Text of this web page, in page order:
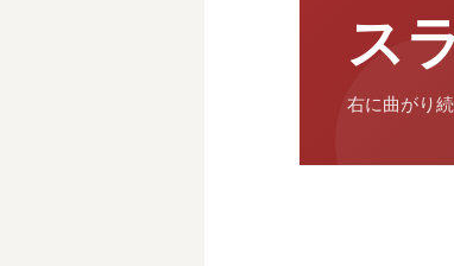
ス
右に曲がり